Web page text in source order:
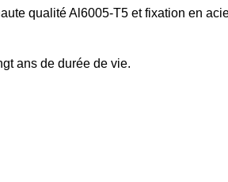
qualité Al6005-T5 et fixation en
ans de durée de vie.